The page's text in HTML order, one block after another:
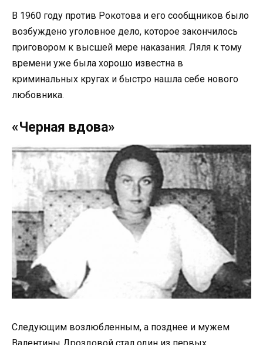
В 1960 году против Рокотова и его сообщников было
возбуждено уголовное дело, которое закончилось
приговором к высшей мере наказания. Ляля к тому
времени уже была хорошо известна в
криминальных кругах и быстро нашла себе нового
любовника.
«Черная вдова»
Следующим возлюбленным, а позднее и мужем